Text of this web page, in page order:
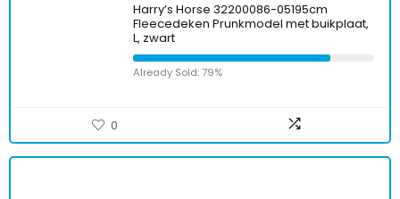
Harry’s Horse 32200086-05195cm
Fleecedeken Prunkmodel met buikplaat,
L, zwart
Already Sold: 79%
0